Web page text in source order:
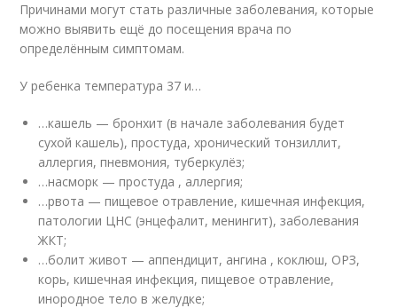
Причинами могут стать различные заболевания, которые
можно выявить ещё до посещения врача по
определённым симптомам.
У ребенка температура 37 и…
…кашель — бронхит (в начале заболевания будет
сухой кашель), простуда, хронический тонзиллит,
аллергия, пневмония, туберкулёз;
…насморк — простуда , аллергия;
…рвота — пищевое отравление, кишечная инфекция,
патологии ЦНС (энцефалит, менингит), заболевания
ЖКТ;
…болит живот — аппендицит, ангина , коклюш, ОРЗ,
корь, кишечная инфекция, пищевое отравление,
инородное тело в желудке;